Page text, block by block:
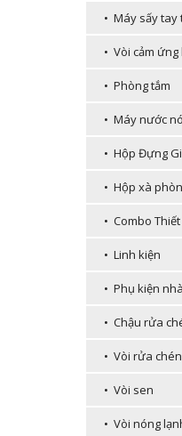
• Máy sấy
• Vòi cảm
• Phòng tắm
• Máy nước
• Hộp Đựng
• Hộp xà
• Combo
• Linh kiện
• Phụ kiện
• Chậu rửa
• Vòi rửa chén
• Vòi sen
• Vòi nóng